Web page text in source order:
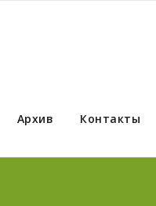
Архив Контакты